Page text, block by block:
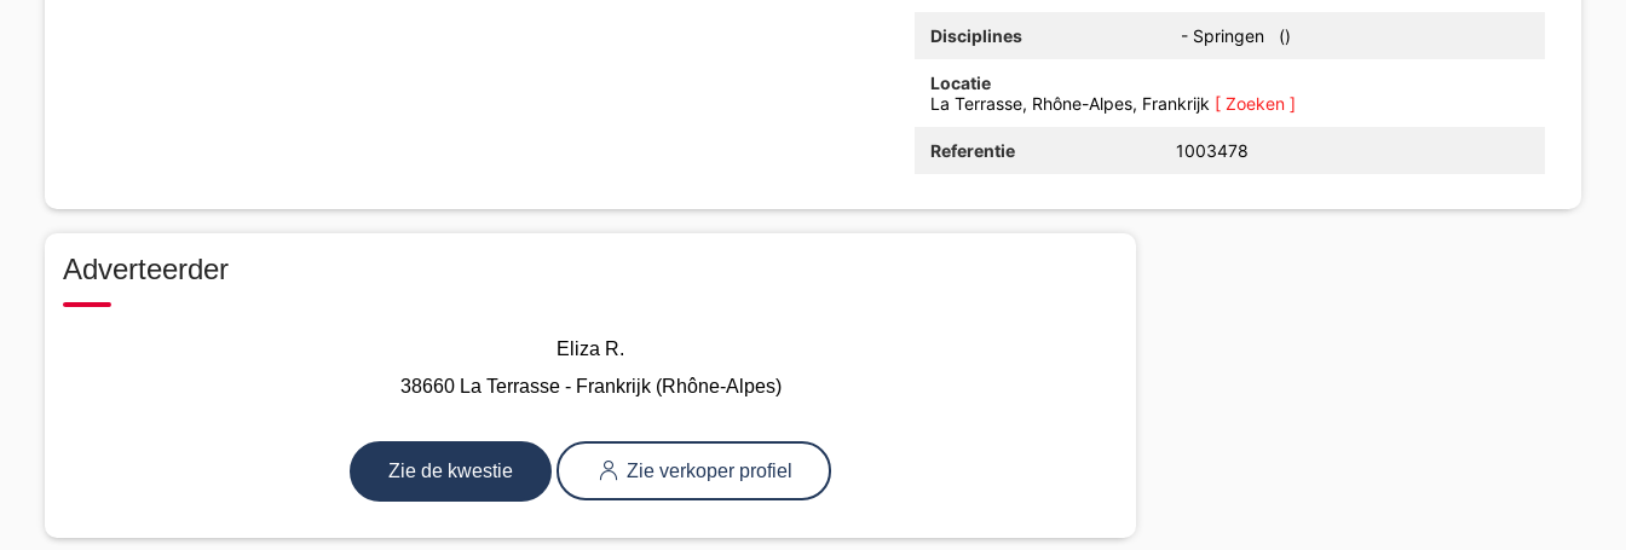
Disciplines - Springen ()
Locatie
La Terrasse, Rhône-Alpes, Frankrijk [ Zoeken ]
Referentie 1003478
Adverteerder
Eliza R.
38660 La Terrasse - Frankrijk (Rhône-Alpes)
Zie de kwestie Zie verkoper profiel